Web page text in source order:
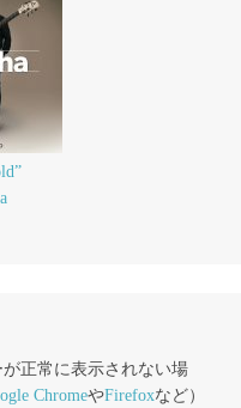
正常に表示されない場
ChromeやFirefoxなど）